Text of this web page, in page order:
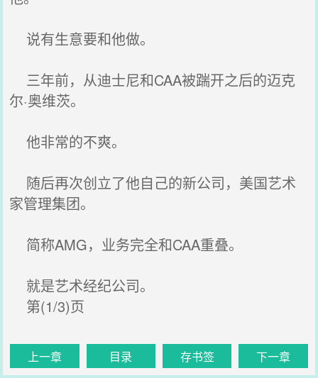
说有生意要和他做。
三年前，从迪士尼和CAA被踹开之后的迈克
尔·奥维茨。
他非常的不爽。
随后再次创立了他自己的新公司，美国艺术
家管理集团。
简称AMG，业务完全和CAA重叠。
就是艺术经纪公司。
第(1/3)页
上一章 目录 存书签 下一章